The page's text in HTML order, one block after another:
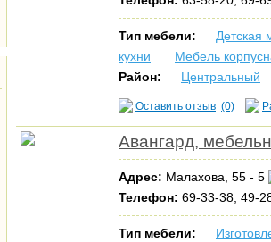
Тип мебели: Детская
кухни
Мебель
Район:
Центральный
Оставить отзыв (0)
Авангард,
Адрес: Малахова, 55 - 5
Телефон: 69-33-38, 49-
Тип мебели: